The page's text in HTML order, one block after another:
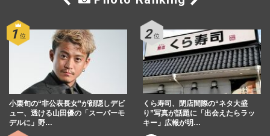
小栗旬の“非公表長女”が顔隠しデビ
ュー、透ける山田優の「スーパーモ
デルに」野…
くら寿司、閉店間際の“ネタ大盛
り”写真が話題に「出会えたらラッ
キー」広報が明…